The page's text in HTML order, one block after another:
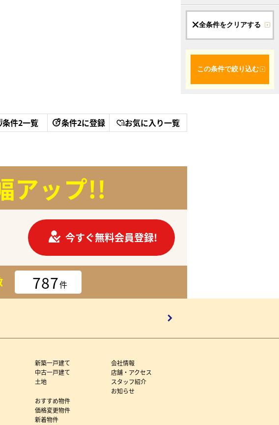
全条件をクリアする
この条件で絞り込む
条件2一覧 条件2に登録 お気に入り一覧
アップ!!
今すぐ無料会員登録!
787件
新築一戸建て
中古一戸建て
土地
おすすめ物件
価格変更物件
新着物件
会社情報
店舗・アクセス
スタッフ紹介
お知らせ